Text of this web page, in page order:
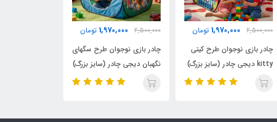
2,500,000
1,970,000 تومان
چادر بازی نوجوان طرح کیتی
kitty دیجی چادر (سایز بزرگ)
2,500,000
1,970,000 تومان
چادر بازی نوجوان طرح سگهای
نگهبان دیجی چادر (سایز بزرگ)